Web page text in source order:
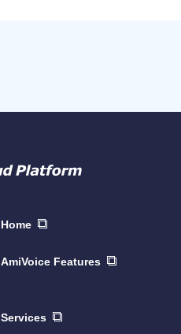
Home
AmiVoice Features
Services